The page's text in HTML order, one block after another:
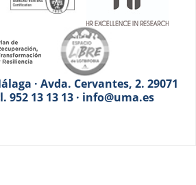
· Avda. Cervantes, 2. 29071
952 13 13 13 · info@uma.es